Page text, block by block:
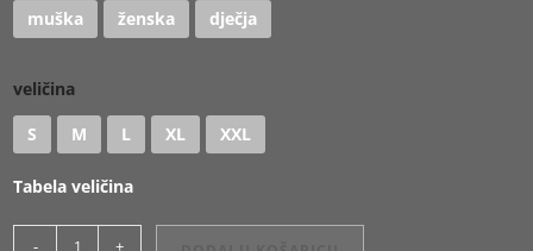
muška
ženska dječja
veličina
S
M L XL XXL
Tabela veličina
- +